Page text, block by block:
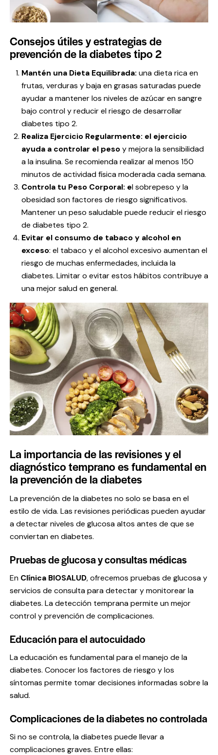
Consejos útiles y estrategias de
prevención de la diabetes tipo 2
Mantén una Dieta Equilibrada: una dieta rica en
frutas, verduras y baja en grasas saturadas puede
ayudar a mantener los niveles de azúcar en sangre
bajo control y reducir el riesgo de desarrollar
diabetes tipo 2.
Realiza Ejercicio Regularmente: el ejercicio
ayuda a controlar el pesoy mejora la sensibilidad
a la insulina. Se recomienda realizar al menos 150
minutos de actividad física moderada cada semana.
Controla tu Peso Corporal: el sobrepeso y la
obesidad son factores de riesgo significativos.
Mantener un peso saludable puede reducir el riesgo
de diabetes tipo 2.
Evitar el consumo de tabaco y alcohol en
exceso: el tabaco y el alcohol excesivo aumentan el
riesgo de muchas enfermedades, incluida la
diabetes. Limitar o evitar estos hábitos contribuye a
una mejor salud en general.
La importancia de las revisiones y el
diagnóstico tempranoes fundamental en
la prevención de la diabetes
La prevención de la diabetes no solo se basa en el
estilo de vida. Las revisiones periódicas pueden ayudar
a detectar niveles de glucosa altos antes de que se
conviertan en diabetes.
Pruebas de glucosa y consultas médicas
En Clínica BIOSALUD, ofrecemos pruebas de glucosa y
servicios de consulta para detectar y monitorear la
diabetes. La detección temprana permite un mejor
control y prevención de complicaciones.
Educación para el autocuidado
La educación es fundamental para el manejo de la
diabetes. Conocer los factores de riesgo y los
síntomas permite tomar decisiones informadas sobre la
salud.
Complicaciones de la diabetes no controlada
Si no se controla, la diabetes puede llevar a
complicaciones graves. Entre ellas: